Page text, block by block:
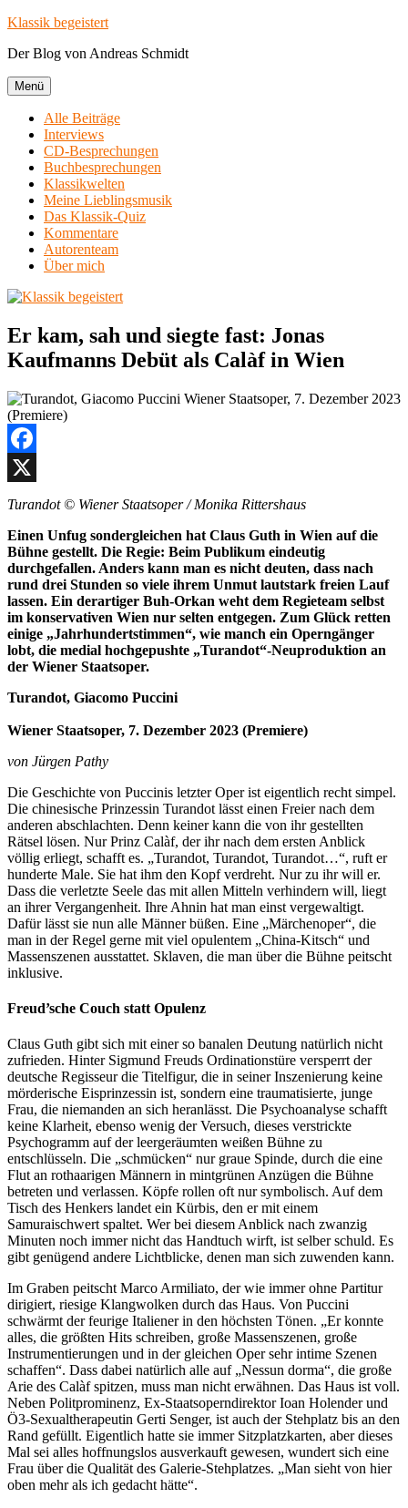
Zum
springen
Klassik begeistert
Der Blog von Andreas Schmidt
Menü
Alle Beiträge
Interviews
CD-Besprechungen
Buchbesprechungen
Klassikwelten
Meine Lieblingsmusik
Das Klassik-Quiz
Kommentare
Autorenteam
Über mich
Er kam, sah und siegte fast: Jonas
Kaufmanns Debüt als Calàf in Wien
Facebook
X
Turandot © Wiener Staatsoper / Monika Rittershaus
Einen Unfug sondergleichen hat Claus Guth in Wien auf die
Bühne gestellt. Die Regie: Beim Publikum eindeutig
durchgefallen. Anders kann man es nicht deuten, dass nach
rund drei Stunden so viele ihrem Unmut lautstark freien Lauf
lassen. Ein derartiger Buh-Orkan weht dem Regieteam selbst
im konservativen Wien nur selten entgegen. Zum Glück retten
einige „Jahrhundertstimmen“, wie manch ein Operngänger
lobt, die medial hochgepushte „Turandot“-Neuproduktion an
der Wiener Staatsoper.
Turandot, Giacomo Puccini
Wiener Staatsoper, 7. Dezember 2023 (Premiere)
von Jürgen Pathy
Die Geschichte von Puccinis letzter Oper ist eigentlich recht simpel.
Die chinesische Prinzessin Turandot lässt einen Freier nach dem
anderen abschlachten. Denn keiner kann die von ihr gestellten
Rätsel lösen. Nur Prinz Calàf, der ihr nach dem ersten Anblick
völlig erliegt, schafft es. „Turandot, Turandot, Turandot…“, ruft er
hunderte Male. Sie hat ihm den Kopf verdreht. Nur zu ihr will er.
Dass die verletzte Seele das mit allen Mitteln verhindern will, liegt
an ihrer Vergangenheit. Ihre Ahnin hat man einst vergewaltigt.
Dafür lässt sie nun alle Männer büßen. Eine „Märchenoper“, die
man in der Regel gerne mit viel opulentem „China-Kitsch“ und
Massenszenen ausstattet. Sklaven, die man über die Bühne peitscht
inklusive.
Freud’sche Couch statt Opulenz
Claus Guth gibt sich mit einer so banalen Deutung natürlich nicht
zufrieden. Hinter Sigmund Freuds Ordinationstüre versperrt der
deutsche Regisseur die Titelfigur, die in seiner Inszenierung keine
mörderische Eisprinzessin ist, sondern eine traumatisierte, junge
Frau, die niemanden an sich heranlässt. Die Psychoanalyse schafft
keine Klarheit, ebenso wenig der Versuch, dieses verstrickte
Psychogramm auf der leergeräumten weißen Bühne zu
entschlüsseln. Die „schmücken“ nur graue Spinde, durch die eine
Flut an rothaarigen Männern in mintgrünen Anzügen die Bühne
betreten und verlassen. Köpfe rollen oft nur symbolisch. Auf dem
Tisch des Henkers landet ein Kürbis, den er mit einem
Samuraischwert spaltet. Wer bei diesem Anblick nach zwanzig
Minuten noch immer nicht das Handtuch wirft, ist selber schuld. Es
gibt genügend andere Lichtblicke, denen man sich zuwenden kann.
Im Graben peitscht Marco Armiliato, der wie immer ohne Partitur
dirigiert, riesige Klangwolken durch das Haus. Von Puccini
schwärmt der feurige Italiener in den höchsten Tönen. „Er konnte
alles, die größten Hits schreiben, große Massenszenen, große
Instrumentierungen und in der gleichen Oper sehr intime Szenen
schaffen“. Dass dabei natürlich alle auf „Nessun dorma“, die große
Arie des Calàf spitzen, muss man nicht erwähnen. Das Haus ist voll.
Neben Politprominenz, Ex-Staatsoperndirektor Ioan Holender und
Ö3-Sexualtherapeutin Gerti Senger, ist auch der Stehplatz bis an den
Rand gefüllt. Eigentlich hatte sie immer Sitzplatzkarten, aber dieses
Mal sei alles hoffnungslos ausverkauft gewesen, wundert sich eine
Frau über die Qualität des Galerie-Stehplatzes. „Man sieht von hier
oben mehr als ich gedacht hätte“.